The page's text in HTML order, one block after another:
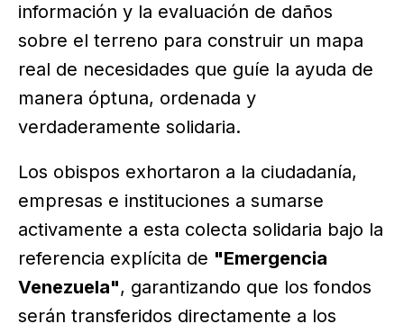
información y la evaluación de daños
sobre el terreno para construir un mapa
real de necesidades que guíe la ayuda de
manera óptuna, ordenada y
verdaderamente solidaria.
Los obispos exhortaron a la ciudadanía,
empresas e instituciones a sumarse
activamente a esta colecta solidaria bajo la
referencia explícita de "Emergencia
Venezuela", garantizando que los fondos
serán transferidos directamente a los